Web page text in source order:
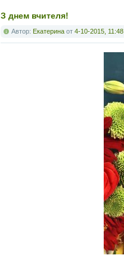
З днем вчителя!
Автор: Екатерина от 4-10-2015, 11:48